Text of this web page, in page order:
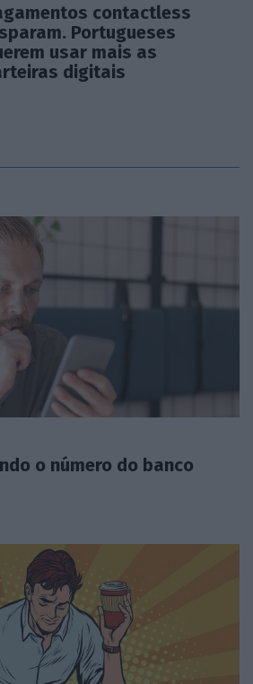
contactless
Portugueses
usar mais as
digitais
o número do banco